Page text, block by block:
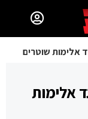
אלימות שוטרים
אלימות